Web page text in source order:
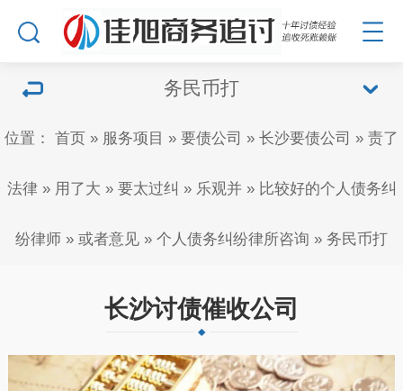
务民币打
位置： 首页 » 服务项目 » 要债公司 » 长沙要债公司 » 责了
法律» 用了大 » 要太过纠 » 乐观并» 比较好的个人债务纠
纷律师 » 或者意见 » 个人债务纠纷律所咨询 » 务民币打
长沙讨债催收公司